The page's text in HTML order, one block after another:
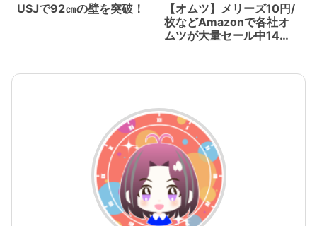
USJで92㎝の壁を突破！
【オムツ】メリーズ10円/
枚などAmazonで各社オ
ムツが大量セール中14日